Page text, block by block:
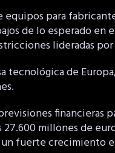
para
de lo esperado en
lideradas
tecnológica de
financieras
millones de
fuerte crecimiento